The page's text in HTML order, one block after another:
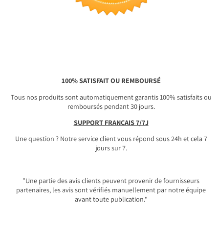
100% SATISFAIT OU REMBOURSÉ
Tous nos produits sont automatiquement garantis 100% satisfaits ou
remboursés pendant 30 jours.
SUPPORT FRANÇAIS 7/7J
Une question ? Notre service client vous répond sous 24h et cela 7
jours sur 7.
"Une partie des avis clients peuvent provenir de fournisseurs
partenaires, les avis sont vérifiés manuellement par notre équipe
avant toute publication."